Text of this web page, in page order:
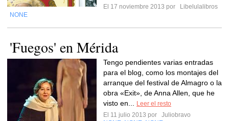
El 17 noviembre 2013 por
Libelulalibros
NONE
'Fuegos' en Mérida
Tengo pendientes varias entradas
para el blog, como los montajes del
arranque del festival de Almagro o la
obra «Exit», de Anna Allen, que he
visto en...
Leer el resto
El 11 julio 2013 por
Juliobravo